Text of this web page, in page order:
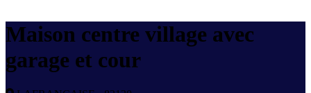
Maison centre village avec
garage et cour